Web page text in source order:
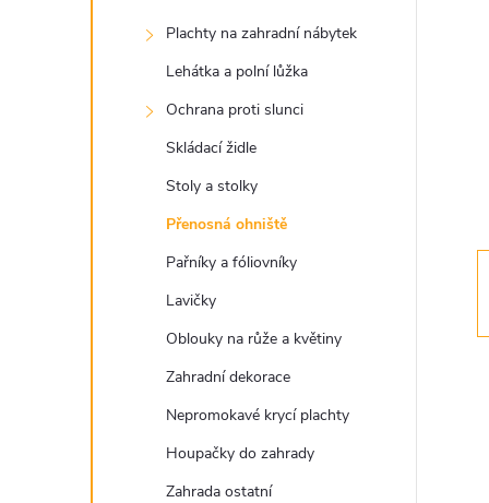
Plachty na zahradní nábytek
Lehátka a polní lůžka
Ochrana proti slunci
Skládací židle
Stoly a stolky
Přenosná ohniště
Pařníky a fóliovníky
Lavičky
Oblouky na růže a květiny
Zahradní dekorace
Nepromokavé krycí plachty
Houpačky do zahrady
Zahrada ostatní